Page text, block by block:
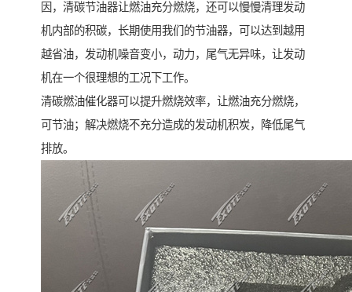
因，清碳节油器让燃油充分燃烧，还可以慢慢清理发动
机内部的积碳，长期使用我们的节油器，可以达到越用
越省油，发动机噪音变小，动力，尾气无异味，让发动
机在一个很理想的工况下工作。
清碳燃油催化器可以提升燃烧效率，让燃油充分燃烧，
可节油；解决燃烧不充分造成的发动机积炭，降低尾气
排放。